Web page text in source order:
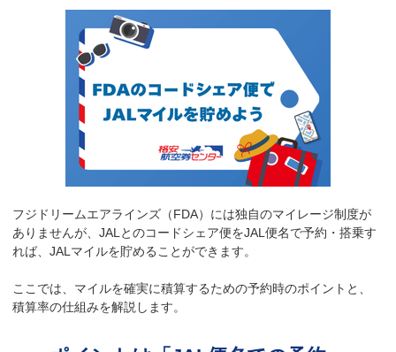
フジドリームエアラインズ（FDA）には独自のマイレージ制度が
ありませんが、JALとのコードシェア便をJAL便名で予約・搭乗す
れば、JALマイルを貯めることができます。
ここでは、マイルを確実に積算するための予約時のポイントと、
積算率の仕組みを解説します。